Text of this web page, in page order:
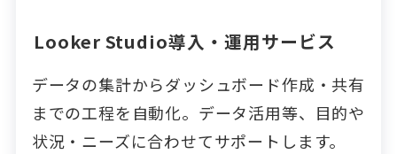
Looker Studio導入・運用サービス
データの集計からダッシュボード作成・共有
までの工程を自動化。データ活用等、目的や
状況・ニーズに合わせてサポートします。